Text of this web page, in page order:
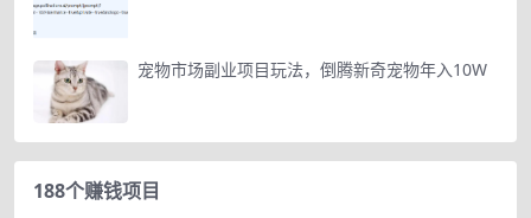
宠物市场副业项目玩法，倒腾新奇宠物年入10W
188个赚钱项目